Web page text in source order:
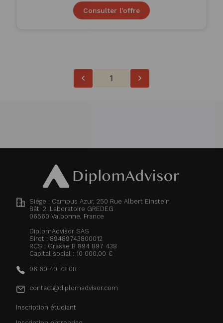
Consulter l'offre
1
Siège : Campus Azur, 250 Rue Albert Einstein
Bât. 2. Laboratoire GREDEG
06560 Valbonne, France
DiplomAdvisor SAS
Siret : 89489743800012
RCS : Grasse B 894 897 438
Capital social : 10 000,00 €
06 60 40 73 08
contact@diplomadvisor.com
Inscription étudiant